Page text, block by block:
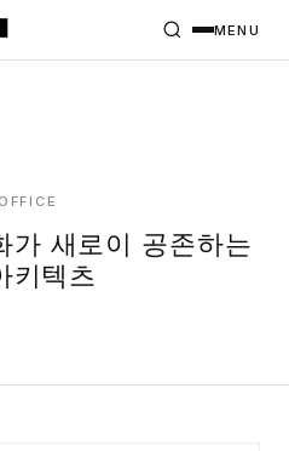
MENU
가 새로이 공존하는
키텍츠